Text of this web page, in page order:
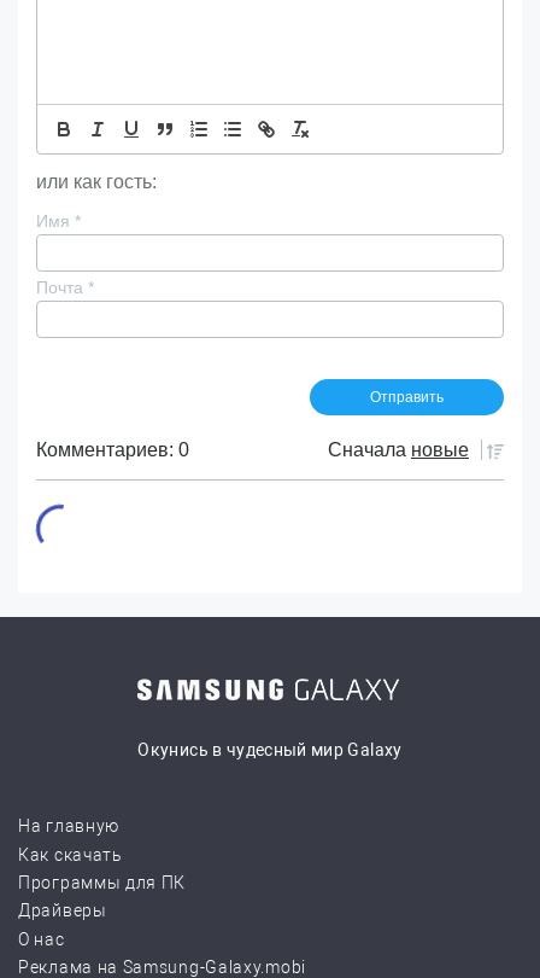
или как гость:
Имя *
Почта *
Комментариев: 0 Сначала новые
Окунись в чудесный мир Galaxy
На главную
Как скачать
Программы для ПК
Драйверы
О нас
Реклама на Samsung-Galaxy.mobi